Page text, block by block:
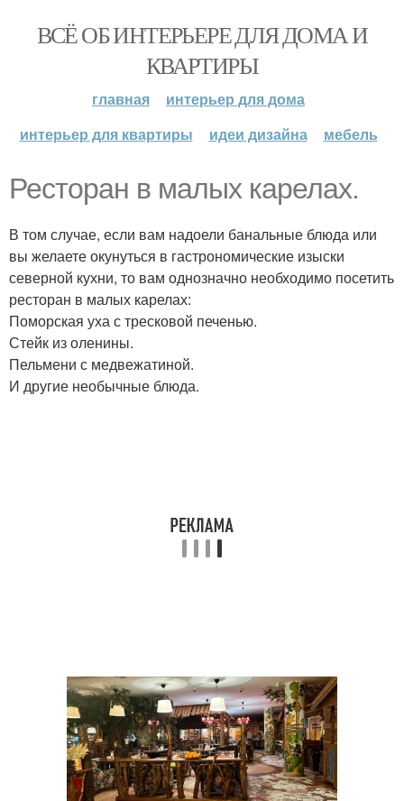
ВСЁ ОБ ИНТЕРЬЕРЕ ДЛЯ ДОМА И
КВАРТИРЫ
главная
интерьер для дома
интерьер для квартиры
идеи дизайна мебель
Ресторан в малых карелах.
В том случае, если вам надоели банальные блюда или
вы желаете окунуться в гастрономические изыски
северной кухни, то вам однозначно необходимо посетить
ресторан в малых карелах:
Поморская уха с тресковой печенью.
Стейк из оленины.
Пельмени с медвежатиной.
И другие необычные блюда.